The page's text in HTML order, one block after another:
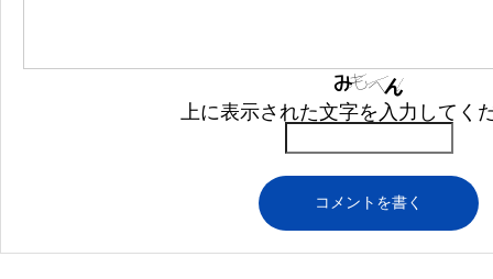
上に表示された文字を入力してく